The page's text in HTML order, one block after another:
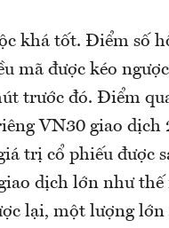
khá tốt. Điểm số
mã được kéo
trước đó. Điểm
VN30 giao
trị cổ phiếu được
dịch lớn như
lại, một lượng lớn